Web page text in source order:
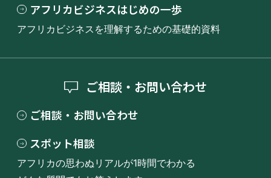
アフリカビジネスはじめの一歩
アフリカビジネスを理解するための基礎的資料
ご相談・お問い合わせ
ご相談・お問い合わせ
スポット相談
アフリカの思わぬリアルが1時間でわかる